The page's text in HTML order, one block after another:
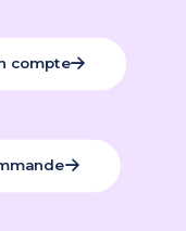
compte